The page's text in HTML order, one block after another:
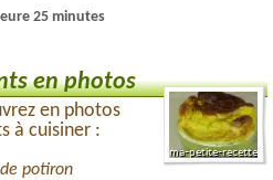
25 minutes
en photos
en photos
à cuisiner :
potiron